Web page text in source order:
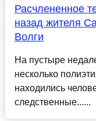
Расчлененное
назад жителя
Волги
На пустыре
несколько
находились
следственные......